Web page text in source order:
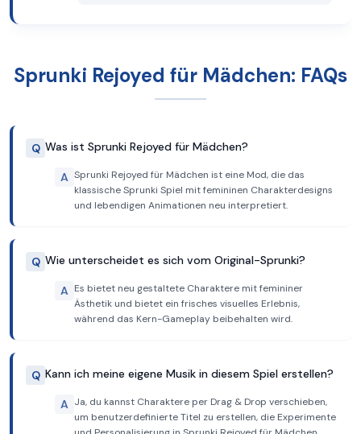
Sprunki Rejoyed für Mädchen: FAQs
Q Was ist Sprunki Rejoyed für Mädchen?
A Sprunki Rejoyed für Mädchen ist eine Mod, die das
klassische Sprunki Spiel mit femininen Charakterdesigns
und lebendigen Animationen neu interpretiert.
Q Wie unterscheidet es sich vom Original-Sprunki?
A Es bietet neu gestaltete Charaktere mit femininer
Ästhetik und bietet ein frisches visuelles Erlebnis,
während das Kern-Gameplay beibehalten wird.
Q Kann ich meine eigene Musik in diesem Spiel erstellen?
A Ja, du kannst Charaktere per Drag & Drop verschieben,
um benutzerdefinierte Titel zu erstellen, die Experimente